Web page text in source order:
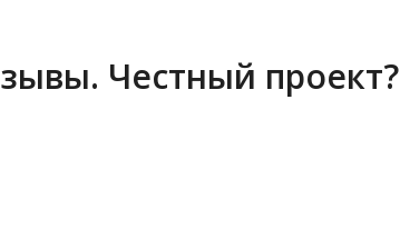
Честный проект?